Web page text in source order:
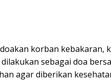
korban kebakaran,
sebagai doa
agar diberikan